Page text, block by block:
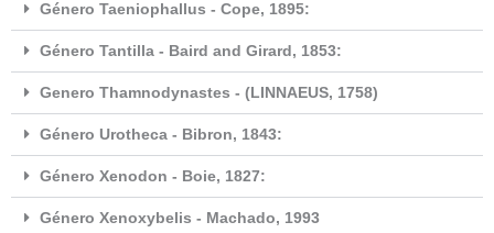
Género Taeniophallus - Cope, 1895:
Género Tantilla - Baird and Girard, 1853:
Genero Thamnodynastes - (LINNAEUS, 1758)
Género Urotheca - Bibron, 1843:
Género Xenodon - Boie, 1827:
Género Xenoxybelis - Machado, 1993